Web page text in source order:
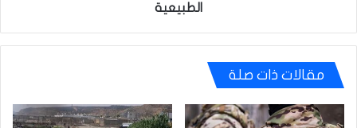
الطبيعية
مقالات ذات صلة